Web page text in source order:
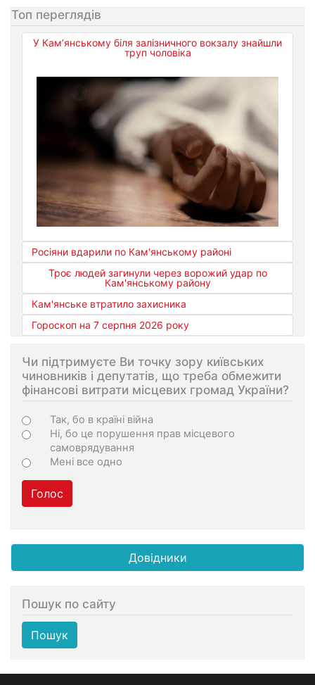
Топ переглядів
У Кам’янському біля залізничного вокзалу знайшли
труп чоловіка
Росіяни вдарили по Кам'янському районі
Троє людей загинули через ворожий удар по
Кам'янському району
Кам'янське втратило захисника
Гороскоп на 7 серпня 2026 року
Чи підтримуєте Ви точку зору київських
чиновників і депутатів, що треба обмежити
фінансові витрати місцевих громад України?
Варіанти
Так, бо в країні війна
Ні, бо це порушення прав місцевого
самоврядування
Мені все одно
Голос
Довідники
Пошук по сайту
Пошук